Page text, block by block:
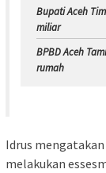
Bupati Aceh
miliar
BPBD Aceh
rumah
Idrus
melakukan